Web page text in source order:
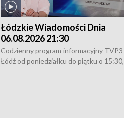
Łódzkie Wiadomości Dnia
06.08.2026 21:30
Codzienny program informacyjny TVP3
Łódź od poniedziałku do piątku o 15:30,